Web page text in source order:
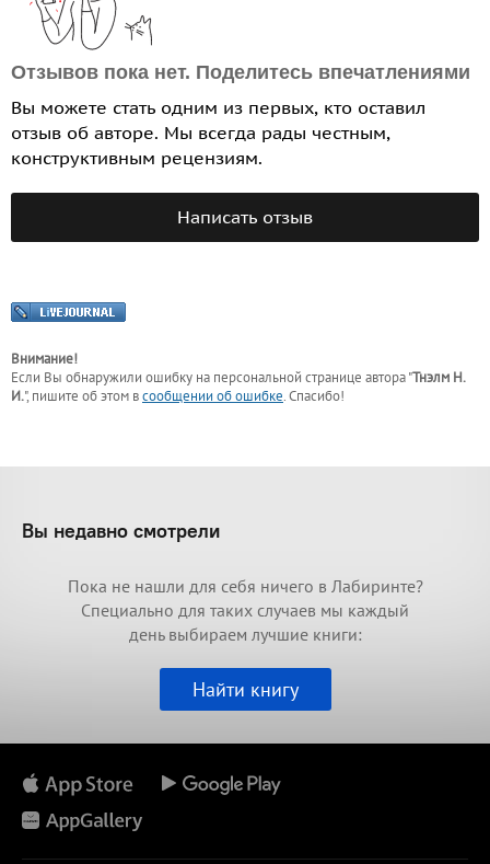
Отзывов пока нет. Поделитесь впечатлениями
Вы можете стать одним из первых, кто оставил
отзыв об авторе. Мы всегда рады честным,
конструктивным рецензиям.
Написать отзыв
Внимание!
Если Вы обнаружили ошибку на персональной странице автора "Тнэлм Н.
И.", пишите об этом всообщении об ошибке. Спасибо!
Вы недавно смотрели
Пока не нашли для себя ничего в Лабиринте?
Специально для таких случаев мы каждый
день выбираем лучшие книги:
Найти книгу